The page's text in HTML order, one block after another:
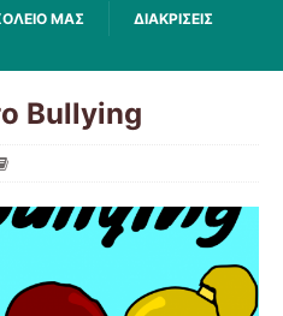
ΜΑΣ
ΔΙΑΚΡΙΣΕΙΣ
Bullying